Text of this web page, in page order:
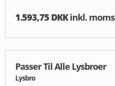
1.593,75 DKK inkl. moms
Passer Til Alle Lysbroer
Lysbro